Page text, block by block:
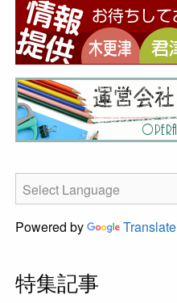
Powered by Translate
特集記事